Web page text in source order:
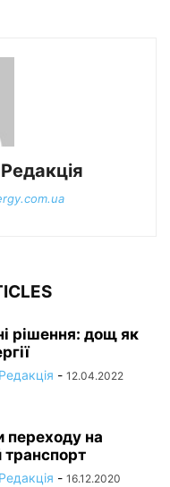
рішення: дощ як
- 12.04.2022
переходу на
транспорт
- 16.12.2020